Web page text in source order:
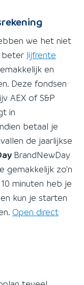
we het niet
beter lijfrente
en
Deze fondsen
AEX of S&P
in
betaal je
de jaarlijkse
BrandNewDay
gemakkelijk zo'n
minuten heb je
kun je starten
Open direct